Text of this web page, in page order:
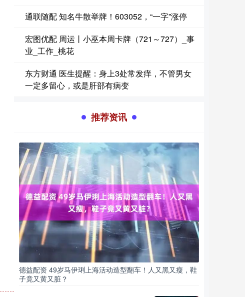
通联随配 知名牛散举牌！603052，“一字”涨停
宏图优配 周运丨小巫本周卡牌（721～727）_事
业_工作_桃花
东方财通 医生提醒：身上3处常发痒，不管男女
一定多留心，或是肝部有病变
推荐资讯
德益配资 49岁马伊琍上海活动造型翻车！人又黑又瘦，鞋
子竟又黄又脏？